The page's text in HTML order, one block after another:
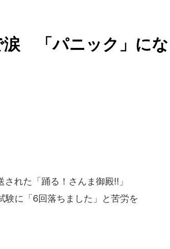
涙 「パニック」にな
れた「踊る！さんま御殿!!」
験に「6回落ちました」と苦労を